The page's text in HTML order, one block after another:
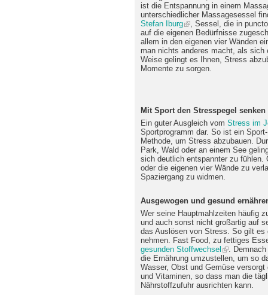
ist die Entspannung in einem
unterschiedlicher Massagesessel
Stefan Iburg
, Sessel, die in
auf die eigenen Bedürfnisse
allem in den eigenen vier Wänden
man nichts anderes macht, als sich
Weise gelingt es Ihnen, Stress
Momente zu sorgen.
Mit Sport den Stresspegel senken
Ein guter Ausgleich vom Stress im
Sportprogramm dar. So ist ein
Methode, um Stress abzubauen.
Park, Wald oder an einem See
sich deutlich entspannter zu
oder die eigenen vier Wände zu
Spaziergang zu widmen.
Ausgewogen und gesund
Wer seine Hauptmahlzeiten häufig
und auch sonst nicht großartig auf
das Auslösen von Stress. So gilt es
nehmen. Fast Food, zu fettiges
gesunden Stoffwechsel
.
die Ernährung umzustellen, um so
Wasser, Obst und Gemüse
und Vitaminen, so dass man die
Nährstoffzufuhr ausrichten kann.